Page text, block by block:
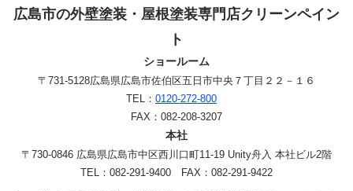
広島市の外壁塗装・屋根塗装専門店クリーンペイン
ト
ショールーム
〒731-5128広島県広島市佐伯区五日市中央７丁目２２－１６
TEL： 0120-272-800
FAX：082-208-3207
本社
〒730-0846 広島県広島市中区西川口町11-19 Unity舟入 本社ビル2階
TEL：082-291-9400 FAX：082-291-9422